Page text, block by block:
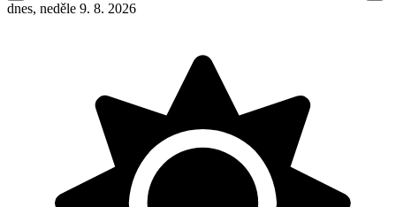
dnes, neděle 9. 8. 2026